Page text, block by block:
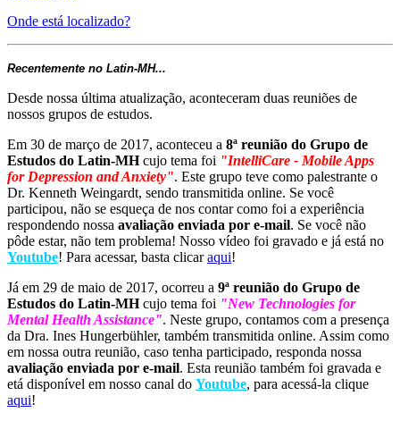
Onde está localizado?
Recentemente no Latin-MH...
Desde nossa última atualização, aconteceram duas reuniões de
nossos grupos de estudos.
Em 30 de março de 2017, aconteceu a 8ª reunião do Grupo de
Estudos do Latin-MHcujo tema foi "IntelliCare - Mobile Apps
for Depression and Anxiety". Este grupo teve como palestrante o
Dr. Kenneth Weingardt, sendo transmitida online. Se você
participou, não se esqueça de nos contar como foi a experiência
respondendo nossa avaliação enviada por e-mail. Se você não
pôde estar, não tem problema! Nosso vídeo foi gravado e já está no
Youtube! Para acessar, basta clicaraqui!
Já em 29 de maio de 2017, ocorreu a 9ª reunião do Grupo de
Estudos do Latin-MHcujo tema foi "New Technologies for
Mental Health Assistance". Neste grupo, contamos com a presença
da Dra. Ines Hungerbühler, também transmitida online. Assim como
em nossa outra reunião, caso tenha participado, responda nossa
avaliação enviada por e-mail. Esta reunião também foi gravada e
etá disponível em nosso canal do Youtube, para acessá-la clique
aqui!